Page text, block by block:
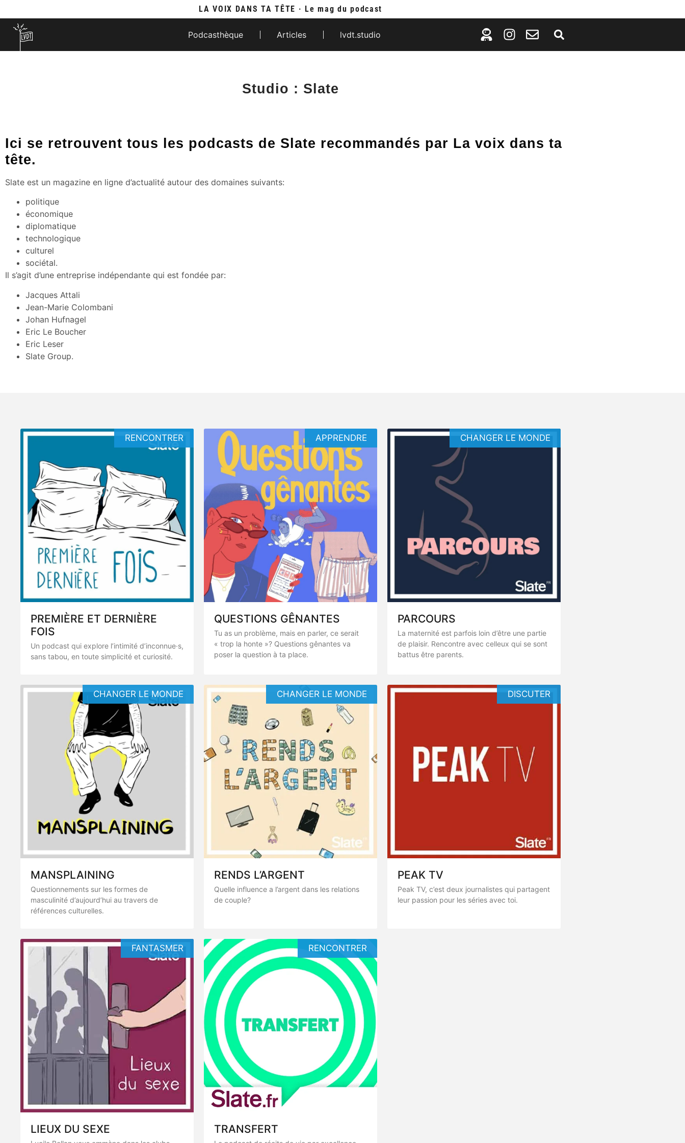
LA VOIX DANS TA TÊTE · Le mag du podcast
Podcasthèque Articles lvdt.studio
Studio : Slate
Ici se retrouvent tous les podcasts de Slate recommandés par La voix dans ta
tête.
Slate est un magazine en ligne d’actualité autour des domaines suivants:
politique
économique
diplomatique
technologique
culturel
sociétal.
Il s’agit d’une entreprise indépendante qui est fondée par:
Jacques Attali
Jean-Marie Colombani
Johan Hufnagel
Eric Le Boucher
Eric Leser
Slate Group.
RENCONTRER
PREMIÈRE ET DERNIÈRE
FOIS
Un podcast qui explore l’intimité d’inconnue·s,
sans tabou, en toute simplicité et curiosité.
APPRENDRE
QUESTIONS GÊNANTES
Tu as un problème, mais en parler, ce serait
« trop la honte »? Questions gênantes va
poser la question à ta place.
CHANGER LE MONDE
PARCOURS
La maternité est parfois loin d’être une partie
de plaisir. Rencontre avec celleux qui se sont
battus être parents.
CHANGER LE MONDE
MANSPLAINING
Questionnements sur les formes de
masculinité d’aujourd’hui au travers de
références culturelles.
CHANGER LE MONDE
RENDS L’ARGENT
Quelle influence a l’argent dans les relations
de couple?
DISCUTER
PEAK TV
Peak TV, c’est deux journalistes qui partagent
leur passion pour les séries avec toi.
FANTASMER
LIEUX DU SEXE
RENCONTRER
TRANSFERT